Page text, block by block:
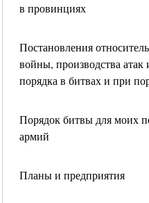
в провинциях
Постановления
войны, производства атак
порядка в битвах и при
Порядок битвы для моих
армий
Планы и предприятия